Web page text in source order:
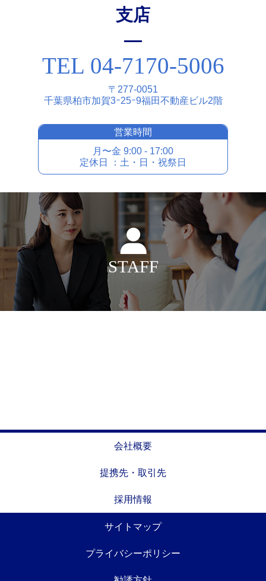
⽀店
TEL 04-7170-5006
〒277-0051
千葉県柏市加賀3ｰ25ｰ9福⽥不動産ビル2階
営業時間
⽉〜⾦ 9:00 - 17:00
定休⽇ ：⼟・⽇・祝祭⽇
STAFF
会社概要
提携先・取引先
採用情報
サイトマップ
プライバシーポリシー